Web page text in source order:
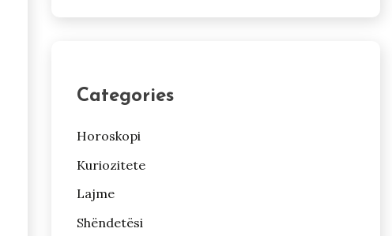
Categories
Horoskopi
Kuriozitete
Lajme
Shëndetësi